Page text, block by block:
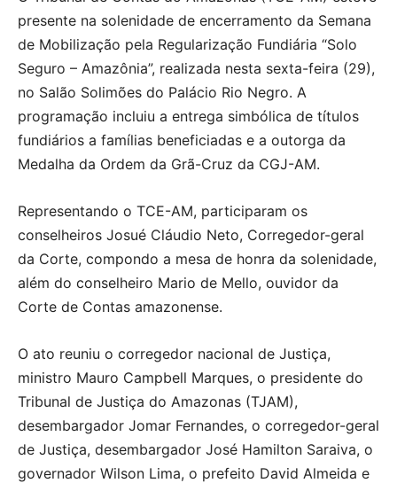
presente na solenidade de encerramento da Semana
de Mobilização pela Regularização Fundiária “Solo
Seguro – Amazônia”, realizada nesta sexta-feira (29),
no Salão Solimões do Palácio Rio Negro. A
programação incluiu a entrega simbólica de títulos
fundiários a famílias beneficiadas e a outorga da
Medalha da Ordem da Grã-Cruz da CGJ-AM.
Representando o TCE-AM, participaram os
conselheiros Josué Cláudio Neto, Corregedor-geral
da Corte, compondo a mesa de honra da solenidade,
além do conselheiro Mario de Mello, ouvidor da
Corte de Contas amazonense.
O ato reuniu o corregedor nacional de Justiça,
ministro Mauro Campbell Marques, o presidente do
Tribunal de Justiça do Amazonas (TJAM),
desembargador Jomar Fernandes, o corregedor-geral
de Justiça, desembargador José Hamilton Saraiva, o
governador Wilson Lima, o prefeito David Almeida e